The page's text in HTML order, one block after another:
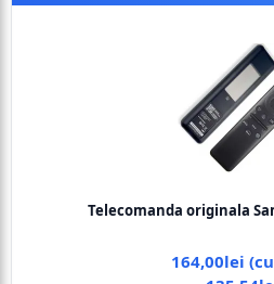
Telecomanda originala
164,00lei